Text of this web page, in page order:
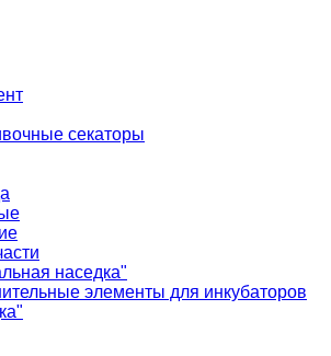
секаторы
наседка"
элементы для инкубаторов